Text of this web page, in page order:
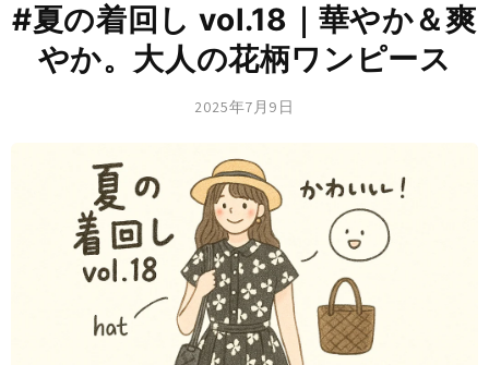
#夏の着回し vol.18｜華やか＆爽
やか。大人の花柄ワンピース
2025年7月9日